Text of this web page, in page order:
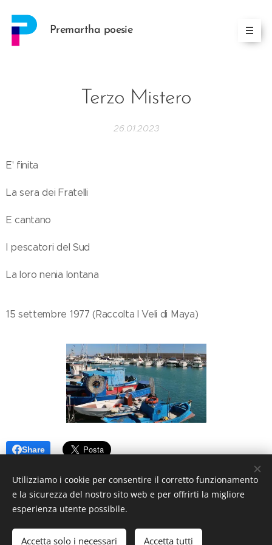
Premartha poesie
Terzo Mistero
26.01.2023
E' finita
La sera dei Fratelli
E cantano
I pescatori del Sud
La loro nenia lontana
15 settembre 1977 (Raccolta I Veli di Maya)
Share
© 2026 Premartha Poesie. Tutti i diritti riservati.
Utilizziamo i cookie per consentire il corretto funzionamento
e la sicurezza del nostro sito web e per offrirti la migliore
esperienza utente possibile.
Accetta solo i necessari Accetta tutti